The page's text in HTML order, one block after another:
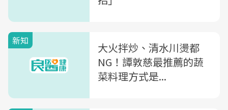
新知
大火拌炒、清水川燙都
NG！譚敦慈最推薦的蔬
菜料理方式是...